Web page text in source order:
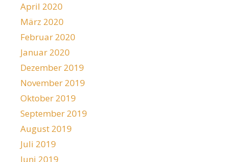
April 2020
März 2020
Februar 2020
Januar 2020
Dezember 2019
November 2019
Oktober 2019
September 2019
August 2019
Juli 2019
Juni 2019